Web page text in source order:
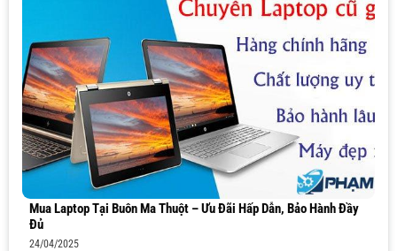
Mua Laptop Tại Buôn Ma Thuột – Ưu Đãi Hấp Dẫn, Bảo Hành Đầy
Đủ
24/04/2025